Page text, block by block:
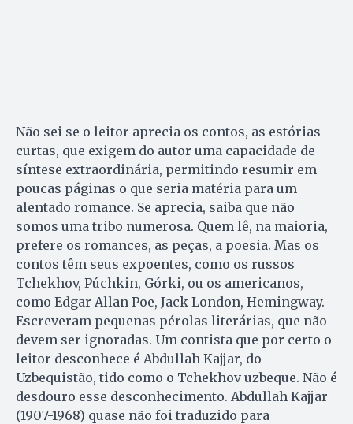
Não sei se o leitor aprecia os contos, as estórias
curtas, que exigem do autor uma capacidade de
síntese extraordinária, permitindo resumir em
poucas páginas o que seria matéria para um
alentado romance. Se aprecia, saiba que não
somos uma tribo numerosa. Quem lê, na maioria,
prefere os romances, as peças, a poesia. Mas os
contos têm seus expoentes, como os russos
Tchekhov, Púchkin, Górki, ou os americanos,
como Edgar Allan Poe, Jack London, Hemingway.
Escreveram pequenas pérolas literárias, que não
devem ser ignoradas. Um contista que por certo o
leitor desconhece é Abdullah Kajjar, do
Uzbequistão, tido como o Tchekhov uzbeque. Não é
desdouro esse desconhecimento. Abdullah Kajjar
(1907-1968) quase não foi traduzido para